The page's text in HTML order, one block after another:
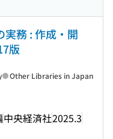
実務 : 作成・開
版
中央経済社2025.3
Other Libraries in Japan